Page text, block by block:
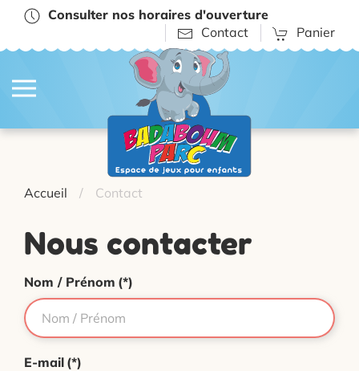
Consulter nos horaires d'ouverture
Contact
Panier
Accueil Contact
Nous contacter
Nom / Prénom (*)
E-mail (*)